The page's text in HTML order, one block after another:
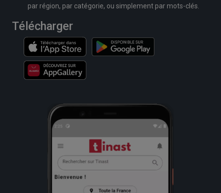
par région, par catégorie, ou simplement par mots-clés.
Télécharger